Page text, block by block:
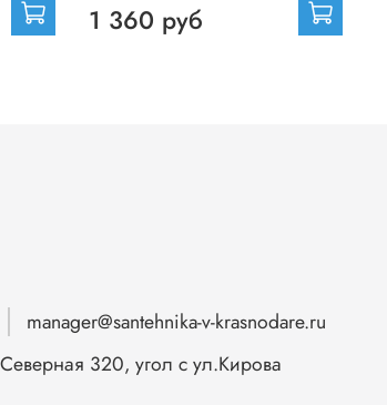
1 360 руб
manager@santehnika-v-krasnodare.ru
320, угол с ул.Кирова